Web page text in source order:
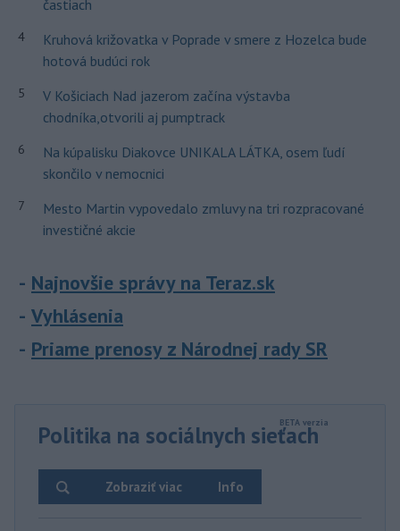
častiach
4
Kruhová križovatka v Poprade v smere z Hozelca bude
hotová budúci rok
5
V Košiciach Nad jazerom začína výstavba
chodníka,otvorili aj pumptrack
6
Na kúpalisku Diakovce UNIKALA LÁTKA, osem ľudí
skončilo v nemocnici
7
Mesto Martin vypovedalo zmluvy na tri rozpracované
investičné akcie
Najnovšie správy na Teraz.sk
Vyhlásenia
Priame prenosy z Národnej rady SR
Politika na sociálnych sieťach
Info
Zobraziť viac